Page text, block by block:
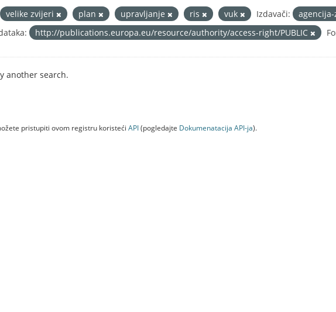
velike zvijeri plan upravljanje ris vuk Izdavači:
http://publications.europa.eu/resource/authority/access-right/PUBLIC
another search.
pristupiti ovom registru koristeći API(pogledajte Dokumenаtаcijа API-jа).